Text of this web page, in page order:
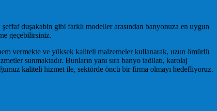
duşakabin gibi farklı modeller arasından banyonuza en uygun
geçebilirsiniz.
vermekte ve yüksek kaliteli malzemeler kullanarak, uzun ömürlü
sunmaktadır. Bunların yanı sıra banyo tadilatı, karolaj
kaliteli hizmet ile, sektörde öncü bir firma olmayı hedefliyoruz.